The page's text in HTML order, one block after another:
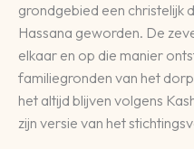
grondgebied een christelijk
Hassana geworden. De
elkaar en op die manier
familiegronden van het
het altijd blijven volgens
zijn versie van het